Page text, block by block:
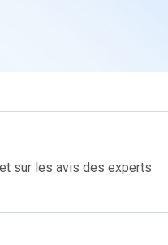
sur les avis des experts